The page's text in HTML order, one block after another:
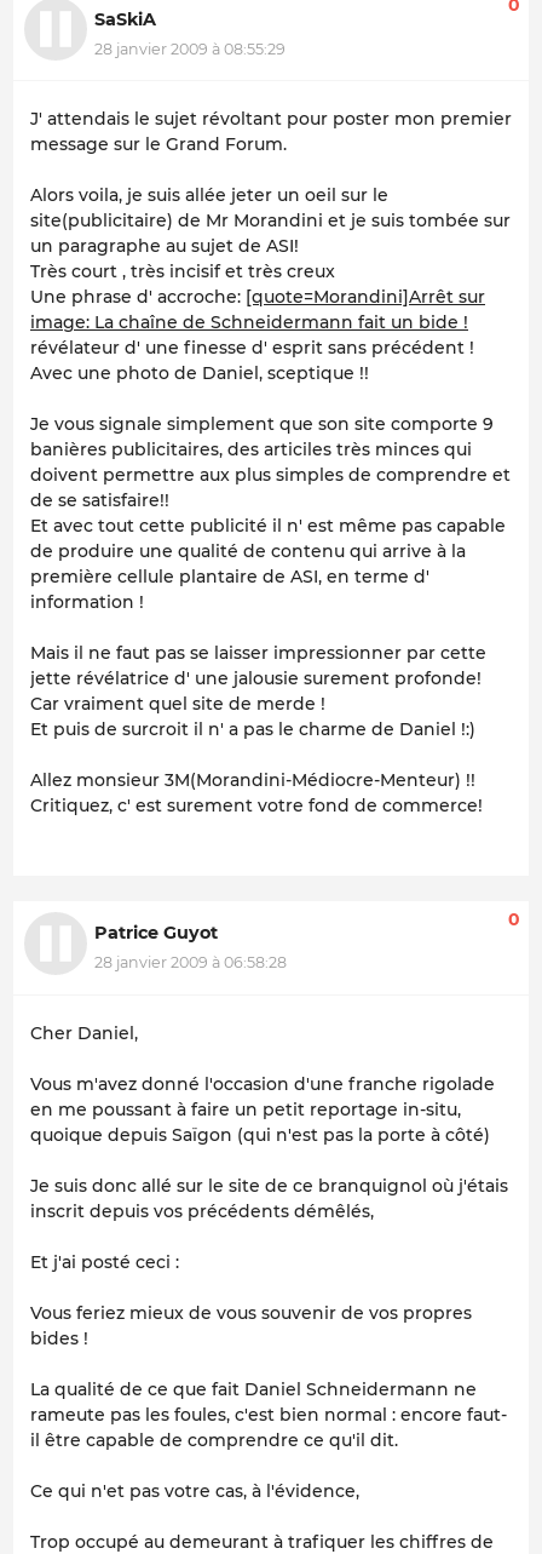
SaSkiA
28 janvier 2009 à 08:55:29
0
J' attendais le sujet révoltant pour poster mon premier
message sur le Grand Forum.
Alors voila, je suis allée jeter un oeil sur le
site(publicitaire) de Mr Morandini et je suis tombée sur
un paragraphe au sujet de ASI!
Très court , très incisif et très creux
Une phrase d' accroche: [quote=Morandini]Arrêt sur
image: La chaîne de Schneidermann fait un bide !
révélateur d' une finesse d' esprit sans précédent !
Avec une photo de Daniel, sceptique !!
Je vous signale simplement que son site comporte 9
banières publicitaires, des articiles très minces qui
doivent permettre aux plus simples de comprendre et
de se satisfaire!!
Et avec tout cette publicité il n' est même pas capable
de produire une qualité de contenu qui arrive à la
première cellule plantaire de ASI, en terme d'
information !
Mais il ne faut pas se laisser impressionner par cette
jette révélatrice d' une jalousie surement profonde!
Car vraiment quel site de merde !
Et puis de surcroit il n' a pas le charme de Daniel !:)
Allez monsieur 3M(Morandini-Médiocre-Menteur) !!
Critiquez, c' est surement votre fond de commerce!
Patrice Guyot
28 janvier 2009 à 06:58:28
0
Cher Daniel,
Vous m'avez donné l'occasion d'une franche rigolade
en me poussant à faire un petit reportage in-situ,
quoique depuis Saïgon (qui n'est pas la porte à côté)
Je suis donc allé sur le site de ce branquignol où j'étais
inscrit depuis vos précédents démêlés,
Et j'ai posté ceci :
Vous feriez mieux de vous souvenir de vos propres
bides !
La qualité de ce que fait Daniel Schneidermann ne
rameute pas les foules, c'est bien normal : encore faut-
il être capable de comprendre ce qu'il dit.
Ce qui n'et pas votre cas, à l'évidence,
Trop occupé au demeurant à trafiquer les chiffres de